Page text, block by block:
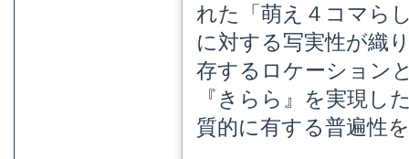
れた「萌え４コマら
に対する写実性が織
存するロケーション
『きらら』を実現し
質的に有する普遍性